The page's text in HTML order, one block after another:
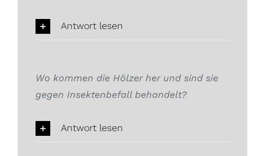
Antwort lesen
Wo kommen die Hölzer her und sind sie
gegen Insektenbefall behandelt?
Antwort lesen